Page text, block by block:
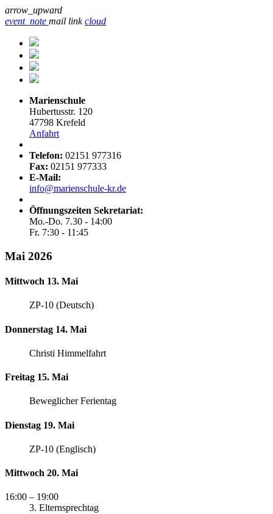
arrow_upward
event_note mail link cloud
Marienschule
Hubertusstr. 120
47798 Krefeld
Anfahrt
Telefon: 02151 977316
Fax: 02151 977333
E-Mail:
info@marienschule-kr.de
Öffnungszeiten Sekretariat:
Mo.-Do. 7.30 - 14:00
Fr. 7:30 - 11:45
Mai 2026
Mittwoch 13. Mai
ZP-10 (Deutsch)
Donnerstag 14. Mai
Christi Himmelfahrt
Freitag 15. Mai
Beweglicher Ferientag
Dienstag 19. Mai
ZP-10 (Englisch)
Mittwoch 20. Mai
16:00 – 19:00
3. Elternsprechtag